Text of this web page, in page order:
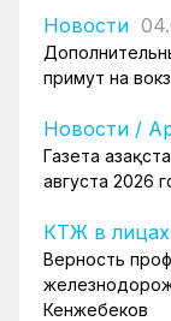
Новости
примут на
Новости /
Газета
августа 2026
КТЖ в лицах
Верность
Кенжебеков